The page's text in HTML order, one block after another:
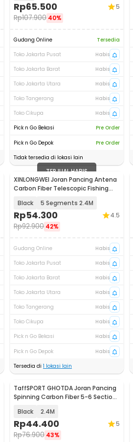
Rp65.500
Rp107.900 40%
5
Gudang Online
Tersedia
Toko Jakarta Pusat
Habis
Toko Jakarta Barat
Habis
Toko Jakarta Utara
Habis
Toko Tangerang
Habis
Toko Cikupa
Habis
Pick n Go Bekasi
Pre Order
Pick n Go Depok
Pre Order
Tidak tersedia di lokasi lain
TERJUAL HABIS
XINLONGWEI Joran Pancing Antena
Carbon Fiber Telescopic Fishing
Black 5 Segments 2.4M
Rp54.300
Rp92.900 42%
4.5
Gudang Online
Habis
Toko Jakarta Pusat
Habis
Toko Jakarta Barat
Habis
Toko Jakarta Utara
Habis
Toko Tangerang
Habis
Toko Cikupa
Habis
Pick n Go Bekasi
Habis
Pick n Go Depok
Habis
Tersedia di 1 lokasi lain
TaffSPORT GHOTDA Joran Pancing
Spinning Carbon Fiber 5-6 Section
Black 2.4M
Rp44.400
Rp76.900 43%
5